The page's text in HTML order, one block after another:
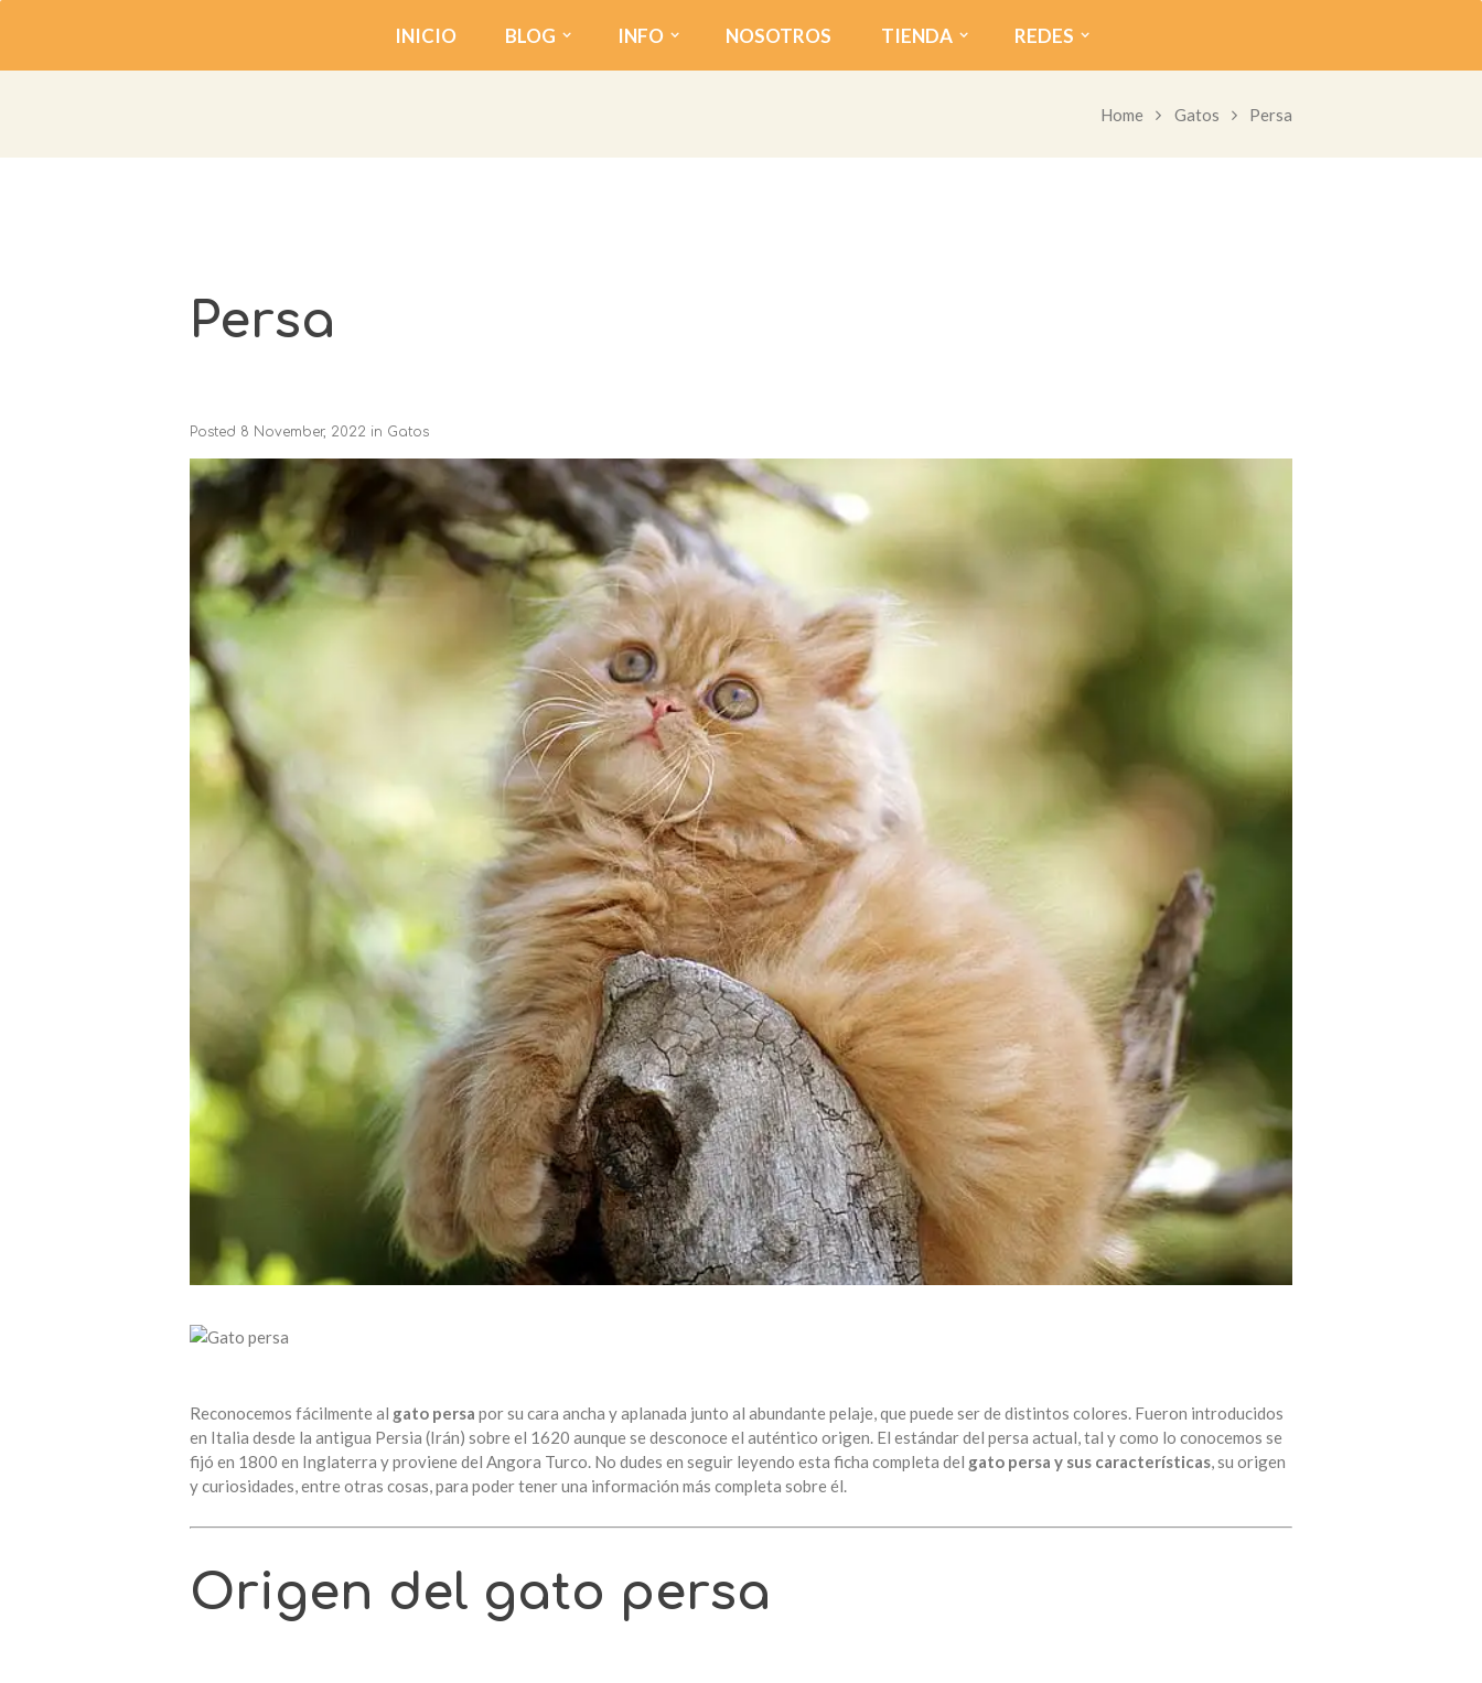
INICIO BLOG INFO NOSOTROS TIENDA REDES
Home Gatos Persa
Persa
Posted 8 November, 2022 in Gatos
Reconocemos fácilmente al gato persa por su cara ancha y aplanada junto al abundante pelaje, que puede ser de distintos colores. Fueron introducidos
en Italia desde la antigua Persia (Irán) sobre el 1620 aunque se desconoce el auténtico origen. El estándar del persa actual, tal y como lo conocemos se
fijó en 1800 en Inglaterra y proviene del Angora Turco. No dudes en seguir leyendo esta ficha completa del gato persa y sus características, su origen
y curiosidades, entre otras cosas, para poder tener una información más completa sobre él.
Origen del gato persa